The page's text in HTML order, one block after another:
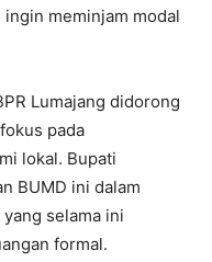
meminjam modal
Lumajang didorong
pada
lokal. Bupati
BUMD ini dalam
selama ini
formal.